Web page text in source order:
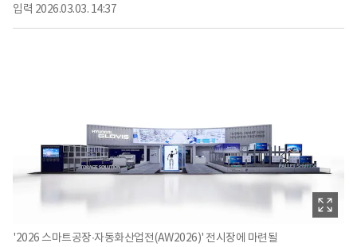
입력 2026.03.03. 14:37
'2026 스마트공장∙자동화산업전(AW2026)' 전시장에 마련될